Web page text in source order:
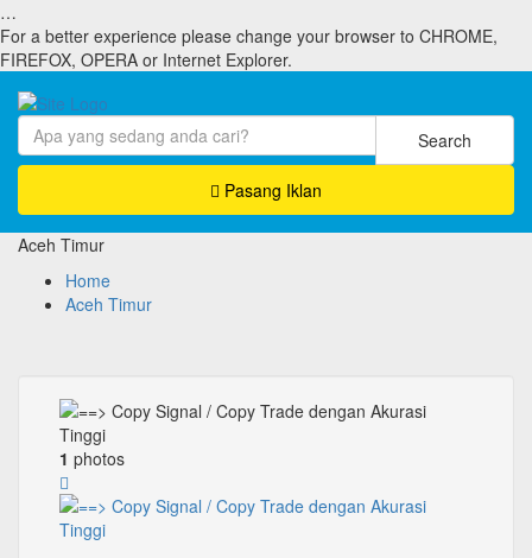
…
For a better experience please change your browser to CHROME,
FIREFOX, OPERA or Internet Explorer.
Search
Pasang Iklan
Aceh Timur
Home
Aceh Timur
1 photos